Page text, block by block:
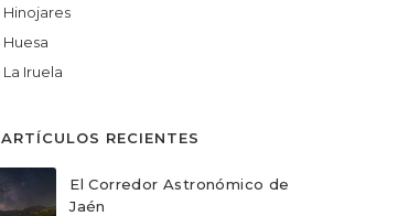
Hinojares
Huesa
La Iruela
ARTÍCULOS RECIENTES
El Corredor Astronómico de
Jaén